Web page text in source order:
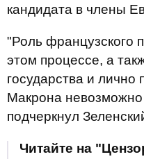
кандидата в члены
"Роль французского
этом процессе, а
государства и
Макрона
подчеркнул
Читайте на